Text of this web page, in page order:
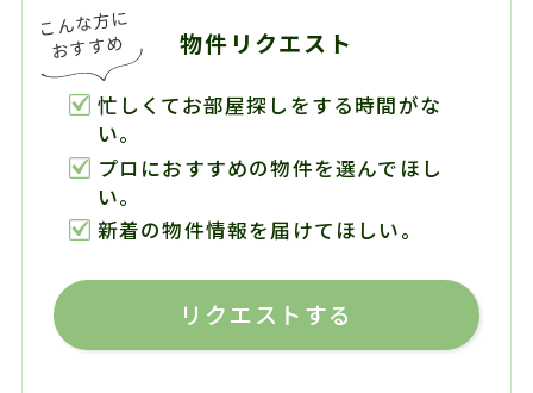
物件リクエスト
忙しくてお部屋探しをする時間がな
い。
プロにおすすめの物件を選んでほし
い。
新着の物件情報を届けてほしい。
リクエストする